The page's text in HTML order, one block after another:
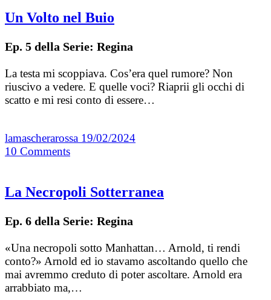
Un Volto nel Buio
Ep. 5 della Serie: Regina
La testa mi scoppiava. Cos’era quel rumore? Non
riuscivo a vedere. E quelle voci? Riaprii gli occhi di
scatto e mi resi conto di essere…
lamascherarossa 19/02/2024
10 Comments
La Necropoli Sotterranea
Ep. 6 della Serie: Regina
«Una necropoli sotto Manhattan… Arnold, ti rendi
conto?» Arnold ed io stavamo ascoltando quello che
mai avremmo creduto di poter ascoltare. Arnold era
arrabbiato ma,…